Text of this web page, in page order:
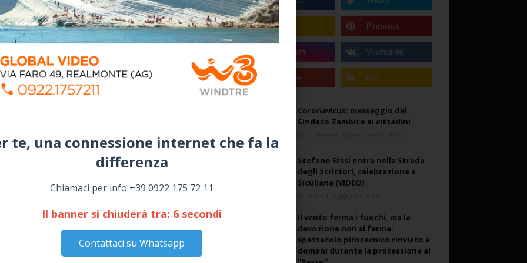
te, una connessione internet che fa la
differenza​
Chiamaci per info +39 0922 175 72 11
Il banner si chiuderà tra: 5 secondi
Contattaci su Whatsapp
Coronavirus: messaggio del
Sindaco Zambito ai cittadini
Stefano Bissi entra nella Strada
degli Scrittori, celebrazione a
Siculiana (VIDEO)
Il vento ferma i fuochi, ma la
devozione non si ferma:
spettacolo pirotecnico rinviato a
domani durante la processione al